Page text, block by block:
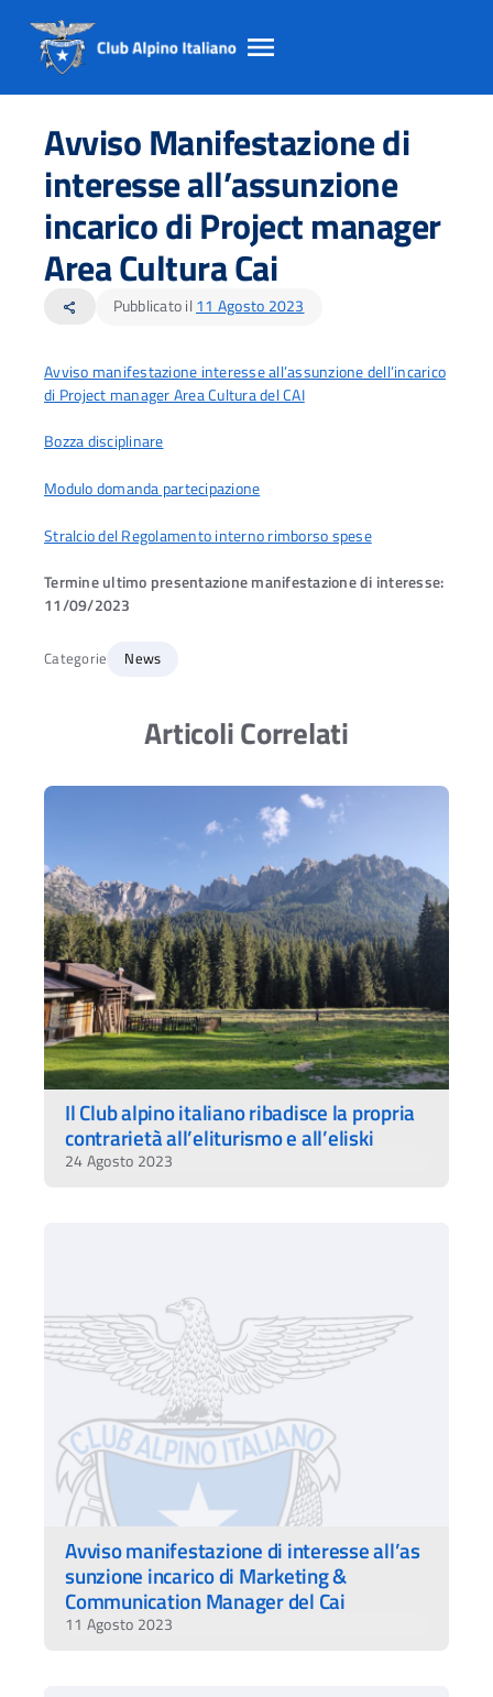
Salta
contento
principale
Salta
Salta
Avviso Manifestazione di
interesse all’assunzione
incarico di Project manager
Area Cultura Cai
share Pubblicato il 11 Agosto 2023
Avviso manifestazione interesse all’assunzione dell’incarico
di Project manager Area Cultura del CAI
Bozza disciplinare
Modulo domanda partecipazione
Stralcio del Regolamento interno rimborso spese
Termine ultimo presentazione manifestazione di interesse:
11/09/2023
Categorie News
Articoli Correlati
Il Club alpino italiano ribadisce la propria
contrarietà all’eliturismo e all’eliski
24 Agosto 2023
Avviso manifestazione di interesse all’as
sunzione incarico di Marketing &
Communication Manager del Cai
11 Agosto 2023